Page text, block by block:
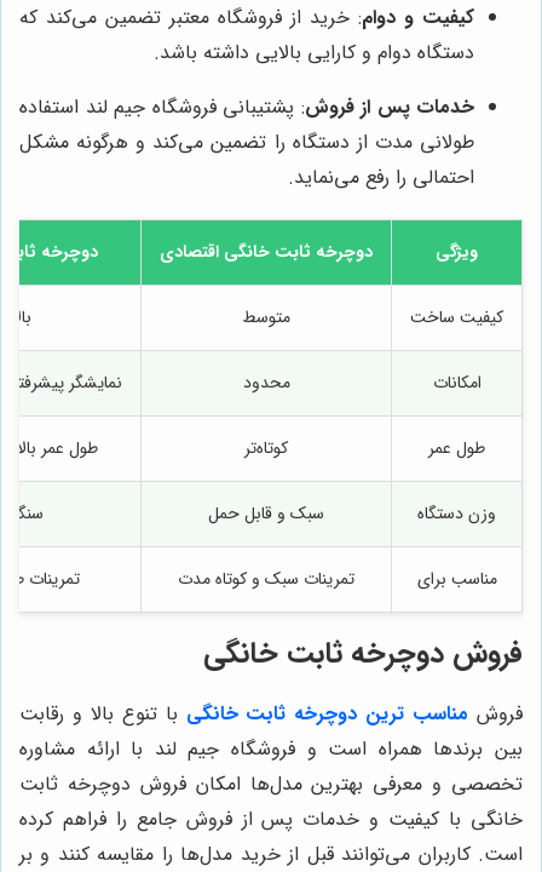
کیفیت و دوام: خرید از فروشگاه معتبر تضمین می‌کند که
دستگاه دوام و کارایی بالایی داشته باشد.
خدمات پس از فروش: پشتیبانی فروشگاه جیم لند استفاده
طولانی مدت از دستگاه را تضمین می‌کند و هرگونه مشکل
احتمالی را رفع می‌نماید.
ویژگی دوچرخه ثابت خانگی اقتصادی دوچرخه
کیفیت ساخت متوسط
امکانات محدود نمایشگر پیشرفته
طول عمر کوتاه‌تر طول عمر بالا
وزن دستگاه سبک و قابل حمل
مناسب برای تمرینات سبک و کوتاه مدت تمرینات
فروش دوچرخه ثابت خانگی
فروش مناسب ترین دوچرخه ثابت خانگی با تنوع بالا و رقابت
بین برندها همراه است و فروشگاه جیم لند با ارائه مشاوره
تخصصی و معرفی بهترین مدل‌ها امکان فروش دوچرخه ثابت
خانگی با کیفیت و خدمات پس از فروش جامع را فراهم کرده
است. کاربران می‌توانند قبل از خرید مدل‌ها را مقایسه کنند و بر